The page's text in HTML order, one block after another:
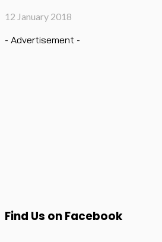
12 January 2018
- Advertisement -
Find Us on Facebook